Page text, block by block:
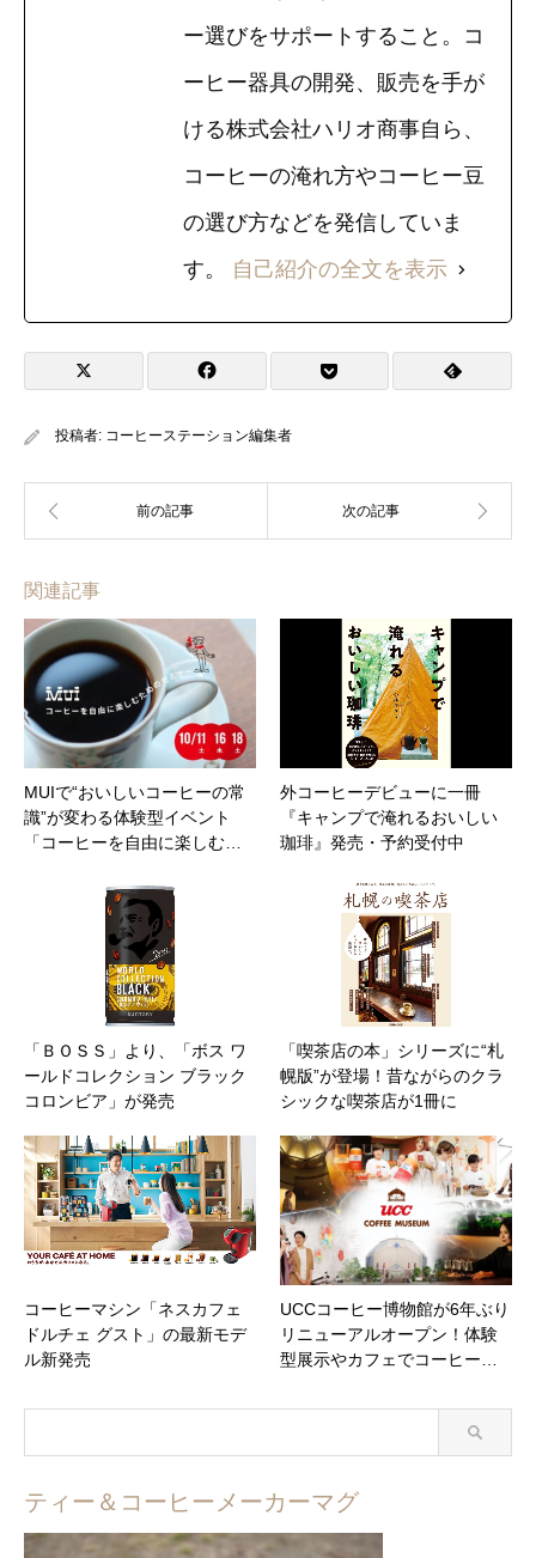
ー選びをサポートすること。コ
ーヒー器具の開発、販売を手が
ける株式会社ハリオ商事自ら、
コーヒーの淹れ方やコーヒー豆
の選び方などを発信していま
す。 自己紹介の全文を表示
投稿者: コーヒーステーション編集者
関連記事
MUIで“おいしいコーヒーの常
識”が変わる体験型イベント
「コーヒーを自由に楽しむ…
外コーヒーデビューに一冊
『キャンプで淹れるおいしい
珈琲』発売・予約受付中
「ＢＯＳＳ」より、「ボス ワ
ールドコレクション ブラック
コロンビア」が発売
「喫茶店の本」シリーズに“札
幌版”が登場！昔ながらのクラ
シックな喫茶店が1冊に
コーヒーマシン「ネスカフェ
ドルチェ グスト」の最新モデ
ル新発売
UCCコーヒー博物館が6年ぶり
リニューアルオープン！体験
型展示やカフェでコーヒー…
ティー＆コーヒーメーカーマグ